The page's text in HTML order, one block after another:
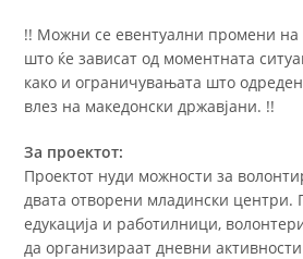
!! Можни се евентуални промени на
што ќе зависат од моментната
како и ограничувањата што
влез на македонски државјани. !!
За проектот:
Проектот нуди можности за
двата отворени младински центри.
едукација и работилници,
да организираат дневни